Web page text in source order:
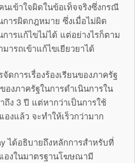
เข้าใจผิดในข้อเท็จจริงซึ่งกรณี
การผิดกฎหมาย ซึ่งเมื่อไม่ผิด
ารแก้ไขไม่ได้ แต่อย่างไรก็ตาม
ารถเข้าแก้ไขเยียวยาได้
ดการเรื่องร้องเรียนของภาครัฐ
งภาครัฐในการดำเนินการใน
ง 3 ปี แต่หากว่าเป็นการใช้
งแล้ว จะทำให้เร็วกว่ามาก
ได้อธิบายถึงหลักการสำหรับที่
องในมาตรฐานโฆษณามี